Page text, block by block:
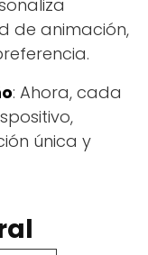
de animación,
: Ahora, cada
única y